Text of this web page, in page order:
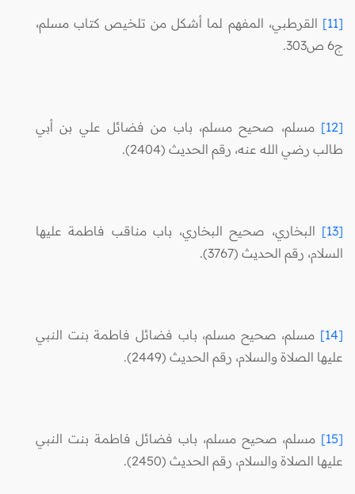
[11]
القرطبي، المفهم لما أشكل من تلخيص كتاب مسلم،
ج6 ص303.
[12]
مسلم، صحيح مسلم، باب من فضائل علي بن أبي
طالب رضي الله عنه، رقم الحديث (2404).
[13]
البخاري، صحيح البخاري، باب مناقب فاطمة عليها
السلام، رقم الحديث (3767).
[14]
مسلم، صحيح مسلم، باب فضائل فاطمة بنت النبي
عليها الصلاة والسلام، رقم الحديث (2449).
[15]
مسلم، صحيح مسلم، باب فضائل فاطمة بنت النبي
عليها الصلاة والسلام، رقم الحديث (2450).